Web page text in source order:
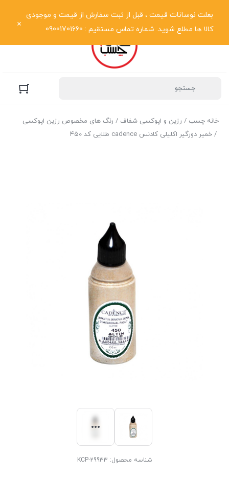
بعلت نوسانات قیمت ، قبل از ثبت سفارش از قیمت و موجودی
کالا ها مطلع شوید. شماره تماس مستقیم : 09001701660
خانه چسب / رزین و اپوکسی شفاف / رنگ های مخصوص رزین اپوکسی
/ خمیر دورگیر اکلیلی کادنس cadence طلایی کد ۴۵۰
شناسه محصول: KCP-29933